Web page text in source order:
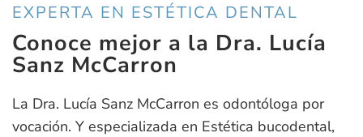
EXPERTA EN ESTÉTICA DENTAL
Conoce mejor a la Dra. Lucía
Sanz McCarron
La Dra. Lucía Sanz McCarron es odontóloga por
vocación. Y especializada en Estética bucodental,